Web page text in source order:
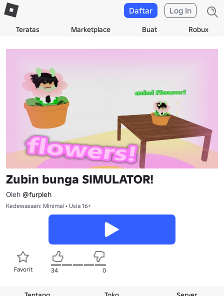
Teratas Marketplace Buat Robux
Daftar Log In
Zubin bunga SIMULATOR!
Oleh @furpleh
Kedewasaan: Minimal • Usia 16+
Favorit 34 0